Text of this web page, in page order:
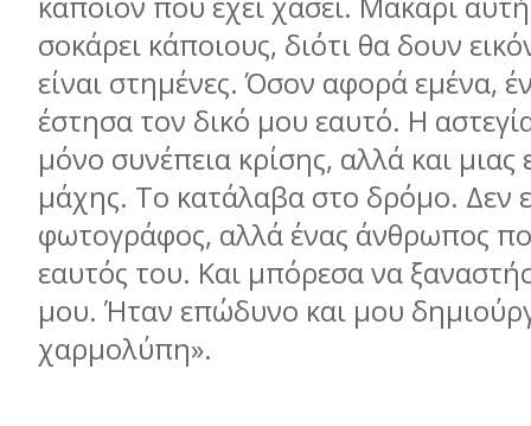
σοκάρει κάποιους, διότι θα δουν
είναι στηµένες. Όσον αφορά εµένα,
έστησα τον δικό µου εαυτό. Η
µόνο συνέπεια κρίσης, αλλά και µιας
µάχης. Το κατάλαβα στο δρόµο. Δεν
φωτογράφος, αλλά ένας άνθρωπος
εαυτός του. Και µπόρεσα να
µου. Ήταν επώδυνο και µου
χαρµολύπη».